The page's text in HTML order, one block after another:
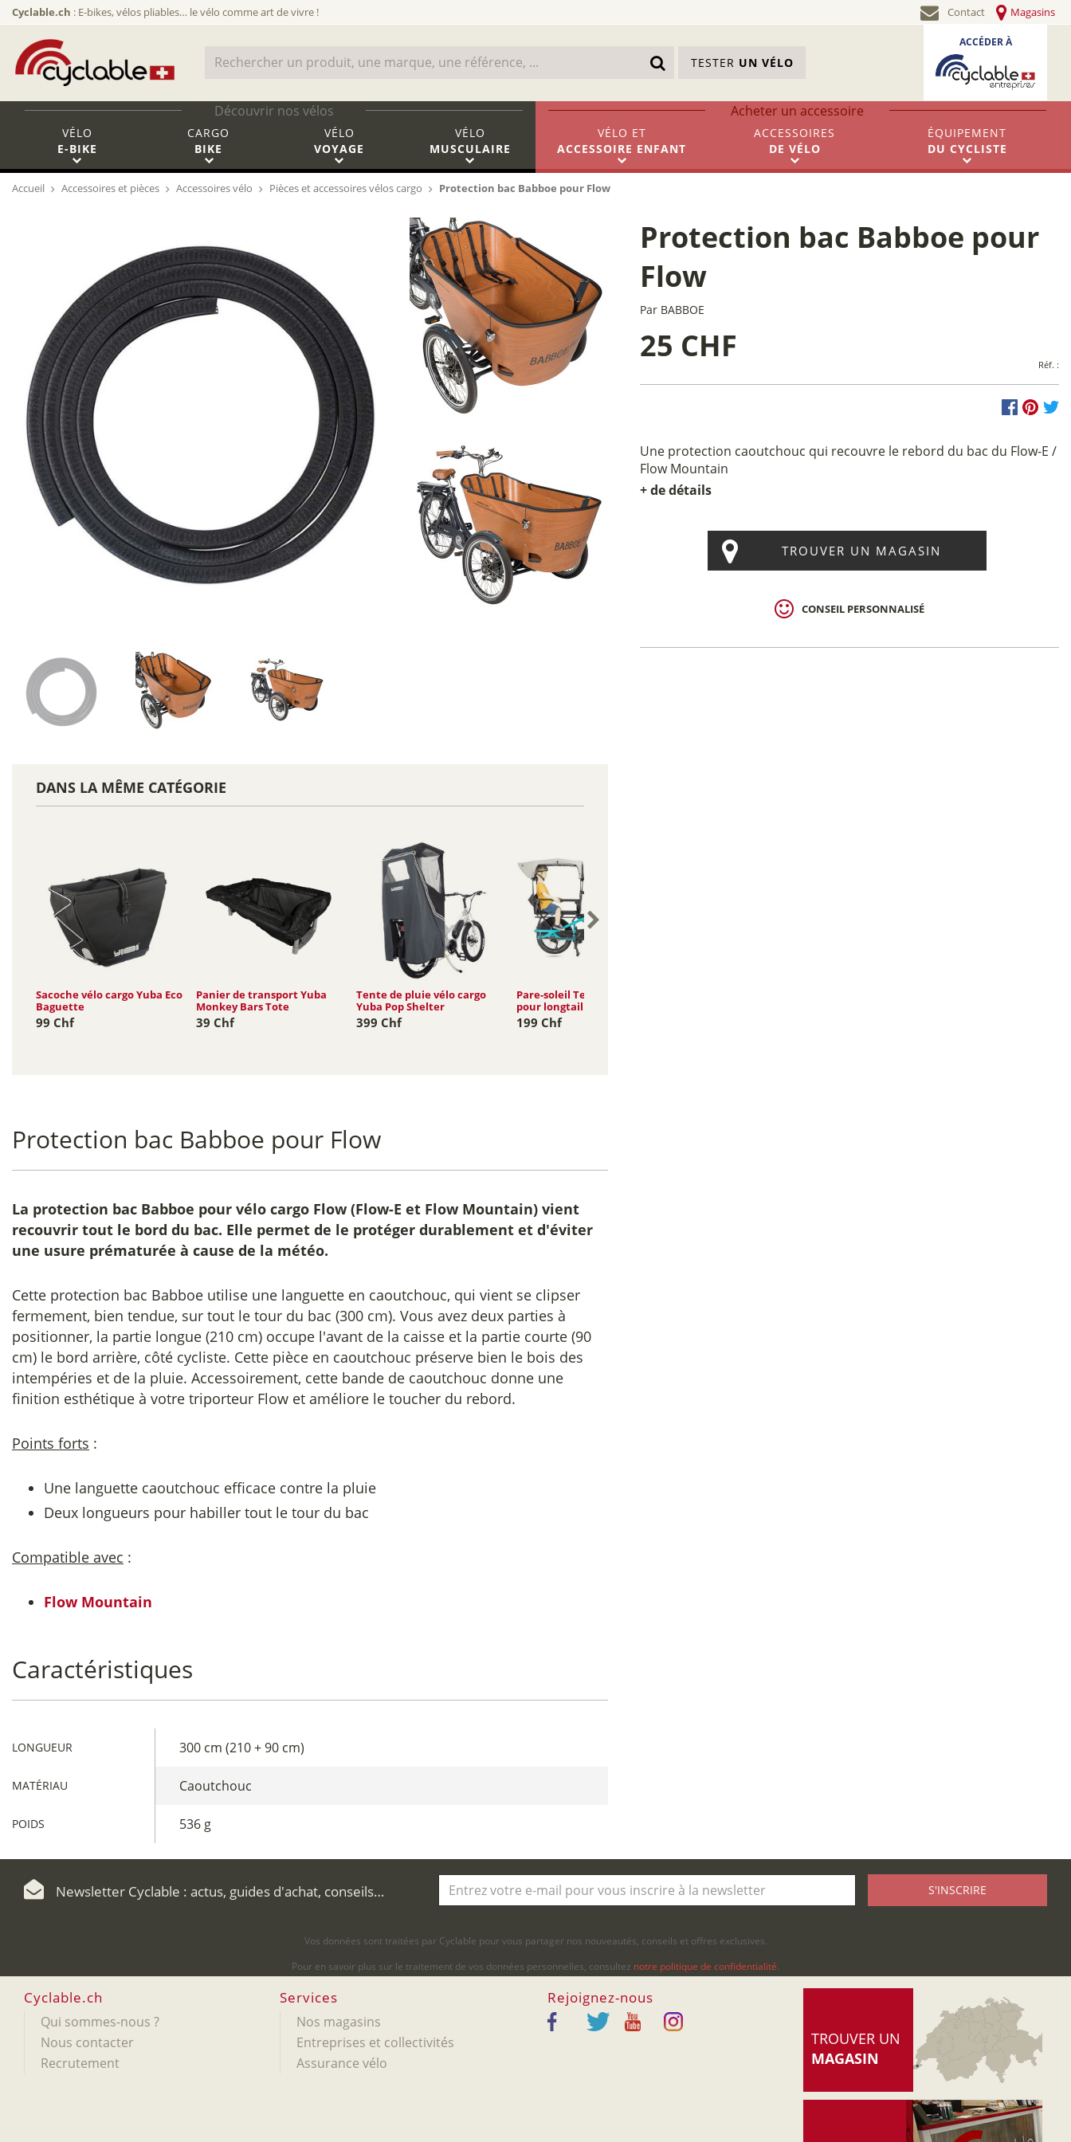
Cyclable.ch : E-bikes, vélos pliables… le vélo comme art de vivre ! Contact Magasins
TESTER UN VÉLO
ACCÉDER À
Découvrir nos vélos Acheter un accessoire
VÉLO
E-BIKE
CARGO
BIKE
VÉLO
VOYAGE
VÉLO
MUSCULAIRE
VÉLO ET
ACCESSOIRE ENFANT
ACCESSOIRES
DE VÉLO
ÉQUIPEMENT
DU CYCLISTE
Accueil Accessoires et pièces Accessoires vélo Pièces et accessoires vélos cargo Protection bac Babboe pour Flow
Protection bac Babboe pour
Flow
Par BABBOE
25 CHF Réf. :
Une protection caoutchouc qui recouvre le rebord du bac du Flow-E /
Flow Mountain
+ de détails
TROUVER UN MAGASIN
CONSEIL PERSONNALISÉ
DANS LA MÊME CATÉGORIE
Sacoche vélo cargo Yuba Eco
Baguette
99 Chf
Panier de transport Yuba
Monkey Bars Tote
39 Chf
Tente de pluie vélo cargo
Yuba Pop Shelter
399 Chf
Pare-soleil Tern Sun Shield
pour longtail GSD / Orox /...
199 Chf
Protection bac Babboe pour Flow
La protection bac Babboe pour vélo cargo Flow (Flow-E et Flow Mountain) vient
recouvrir tout le bord du bac. Elle permet de le protéger durablement et d'éviter
une usure prématurée à cause de la météo.
Cette protection bac Babboe utilise une languette en caoutchouc, qui vient se clipser
fermement, bien tendue, sur tout le tour du bac (300 cm). Vous avez deux parties à
positionner, la partie longue (210 cm) occupe l'avant de la caisse et la partie courte (90
cm) le bord arrière, côté cycliste. Cette pièce en caoutchouc préserve bien le bois des
intempéries et de la pluie. Accessoirement, cette bande de caoutchouc donne une
finition esthétique à votre triporteur Flow et améliore le toucher du rebord.
Points forts :
Une languette caoutchouc efficace contre la pluie
Deux longueurs pour habiller tout le tour du bac
Compatible avec :
Flow Mountain
Caractéristiques
LONGUEUR 300 cm (210 + 90 cm)
MATÉRIAU Caoutchouc
POIDS 536 g
Newsletter Cyclable : actus, guides d'achat, conseils… S'INSCRIRE
Vos données sont traitées par Cyclable pour vous partager nos nouveautés, conseils et offres exclusives.
Pour en savoir plus sur le traitement de vos données personnelles, consultez notre politique de confidentialité.
Cyclable.ch
Qui sommes-nous ?
Nous contacter
Recrutement
Services
Nos magasins
Entreprises et collectivités
Assurance vélo
Rejoignez-nous
TROUVER UN
MAGASIN